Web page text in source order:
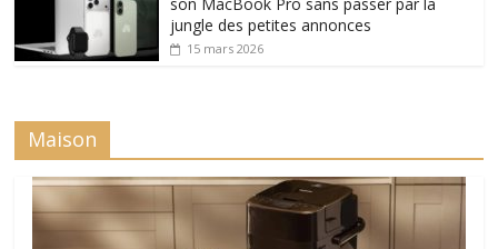
son MacBook Pro sans passer par la
jungle des petites annonces
15 mars 2026
Maison